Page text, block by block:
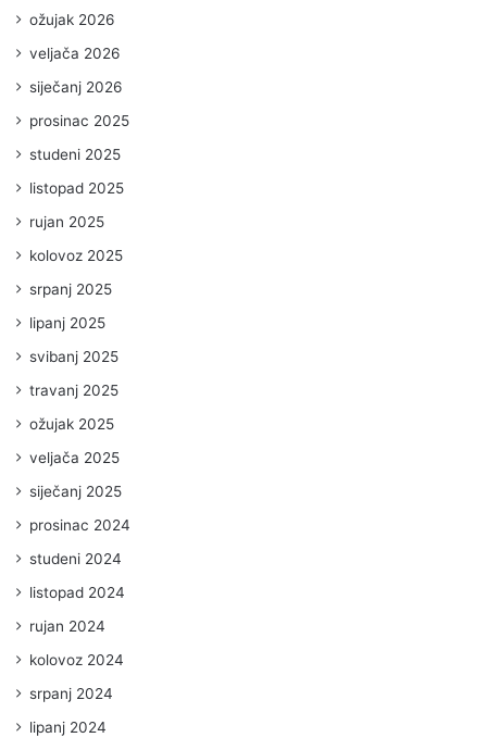
ožujak 2026
veljača 2026
siječanj 2026
prosinac 2025
studeni 2025
listopad 2025
rujan 2025
kolovoz 2025
srpanj 2025
lipanj 2025
svibanj 2025
travanj 2025
ožujak 2025
veljača 2025
siječanj 2025
prosinac 2024
studeni 2024
listopad 2024
rujan 2024
kolovoz 2024
srpanj 2024
lipanj 2024